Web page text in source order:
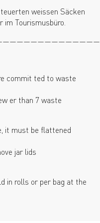
weissen Säcken
im Tourismusbüro.
commit ted to waste
er than 7 waste
it must be flattened
jar lids
in rolls or per bag at the